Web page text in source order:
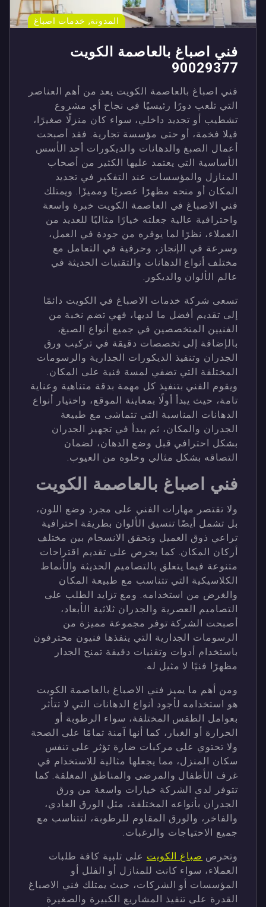
المدونة, خدمات اصباغ
فني اصباغ بالعاصمة الكويت
90029377
فني اصباغ بالعاصمة الكويت يعد من أهم العناصر
التي تلعب دورًا رئيسيًا في نجاح أي مشروع
تشطيب أو تجديد داخلي، سواء كان منزلًا صغيرًا،
فيلا فخمة، أو حتى مؤسسة تجارية. فقد أصبحت
أعمال الصبغ والدهانات والديكورات أحد الأسس
الأساسية التي يعتمد عليها الكثير من أصحاب
المنازل والمؤسسات عند التفكير في تجديد
المكان أو منحه مظهرًا عصريًا ومميزًا. ويمتلك
فني الاصباغ في العاصمة الكويت خبرة واسعة
واحترافية عالية جعلته خيارًا مثاليًا للعديد من
العملاء، نظرًا لما يوفره من جودة في العمل،
وسرعة في الإنجاز، وحرفية في التعامل مع
مختلف أنواع الدهانات والتقنيات الحديثة في
عالم الألوان والديكور.
تسعى شركة خدمات الاصباغ في الكويت دائمًا
إلى تقديم أفضل ما لديها، فهي تضم نخبة من
الفنيين المتخصصين في جميع أنواع الصبغ،
بالإضافة إلى تخصصات دقيقة في تركيب ورق
الجدران وتنفيذ الديكورات الجدارية والرسومات
المختلفة التي تضفي لمسة فنية على المكان.
ويقوم الفني بتنفيذ كل مهمة بدقة متناهية وعناية
تامة، حيث يبدأ أولًا بمعاينة الموقع، واختيار أنواع
الدهانات المناسبة التي تتماشى مع طبيعة
الجدران والمكان، ثم يبدأ في تجهيز الجدران
بشكل احترافي قبل وضع الدهان، لضمان
التصاقه بشكل مثالي وخلوه من العيوب.
فني اصباغ بالعاصمة الكويت
ولا تقتصر مهارات الفني على مجرد وضع اللون،
بل تشمل أيضًا تنسيق الألوان بطريقة احترافية
تراعي ذوق العميل وتحقق الانسجام بين مختلف
أركان المكان. كما يحرص على تقديم اقتراحات
متنوعة فيما يتعلق بالتصاميم الحديثة والأنماط
الكلاسيكية التي تتناسب مع طبيعة المكان
والغرض من استخدامه. ومع تزايد الطلب على
التصاميم العصرية والجدران ثلاثية الأبعاد،
أصبحت الشركة توفر مجموعة مميزة من
الرسومات الجدارية التي ينفذها فنيون محترفون
باستخدام أدوات وتقنيات دقيقة تمنح الجدار
مظهرًا فنيًا لا مثيل له.
ومن أهم ما يميز فني الاصباغ بالعاصمة الكويت
هو استخدامه لأجود أنواع الدهانات التي لا تتأثر
بعوامل الطقس المختلفة، سواء الرطوبة أو
الحرارة أو الغبار، كما أنها آمنة تمامًا على الصحة
ولا تحتوي على مركبات ضارة تؤثر على تنفس
سكان المنزل، مما يجعلها مثالية للاستخدام في
غرف الأطفال والمرضى والمناطق المغلقة. كما
تتوفر لدى الشركة خيارات واسعة من ورق
الجدران بأنواعه المختلفة، مثل الورق العادي،
والفاخر، والورق المقاوم للرطوبة، لتتناسب مع
جميع الاحتياجات والرغبات.
وتحرص صباغ الكويت على تلبية كافة طلبات
العملاء، سواء كانت للمنازل أو الفلل أو
المؤسسات أو الشركات، حيث يمتلك فني الاصباغ
القدرة على تنفيذ المشاريع الكبيرة والصغيرة